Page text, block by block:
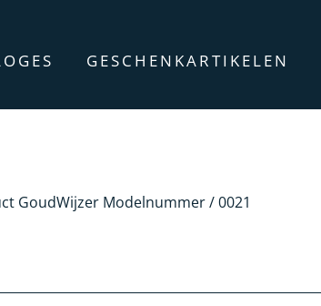
GESCHENKARTIKELEN
GoudWijzer Modelnummer / 0021